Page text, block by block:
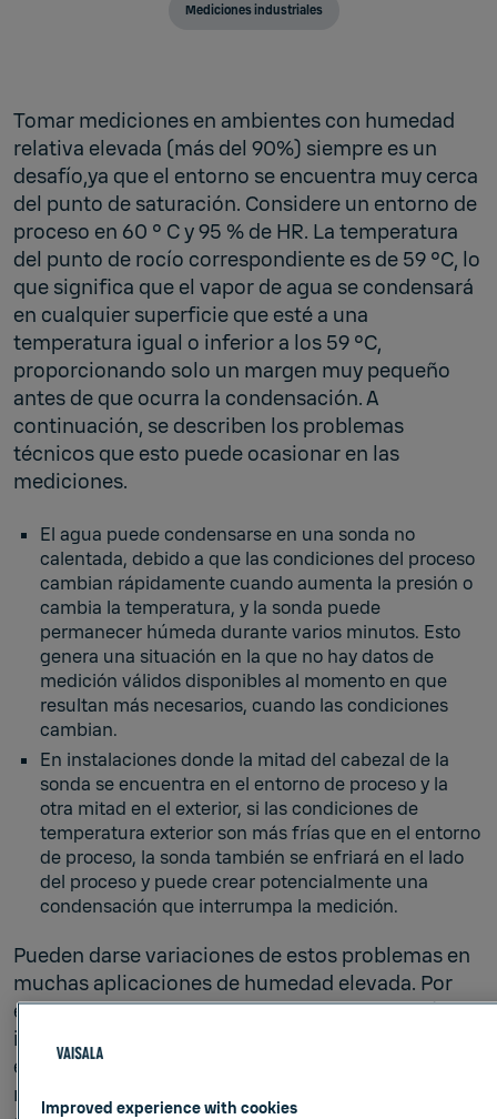
Mediciones industriales
Tomar mediciones en ambientes con humedad
relativa elevada (más del 90%) siempre es un
desafío,ya que el entorno se encuentra muy cerca
del punto de saturación. Considere un entorno de
proceso en 60 ° C y 95 % de HR. La temperatura
del punto de rocío correspondiente es de 59 °C, lo
que significa que el vapor de agua se condensará
en cualquier superficie que esté a una
temperatura igual o inferior a los 59 °C,
proporcionando solo un margen muy pequeño
antes de que ocurra la condensación. A
continuación, se describen los problemas
técnicos que esto puede ocasionar en las
mediciones.
El agua puede condensarse en una sonda no
calentada, debido a que las condiciones del proceso
cambian rápidamente cuando aumenta la presión o
cambia la temperatura, y la sonda puede
permanecer húmeda durante varios minutos. Esto
genera una situación en la que no hay datos de
medición válidos disponibles al momento en que
resultan más necesarios, cuando las condiciones
cambian.
En instalaciones donde la mitad del cabezal de la
sonda se encuentra en el entorno de proceso y la
otra mitad en el exterior, si las condiciones de
temperatura exterior son más frías que en el entorno
de proceso, la sonda también se enfriará en el lado
del proceso y puede crear potencialmente una
condensación que interrumpa la medición.
Pueden darse variaciones de estos problemas en
muchas aplicaciones de humedad elevada. Por
ejemplo, la niebla, la neblina, la lluvia o el rocío
intenso pueden interrumpir las mediciones en
exteriores. El desafío es lograr información de
medición válida y el máximo tiempo útil del
Improved experience with cookies